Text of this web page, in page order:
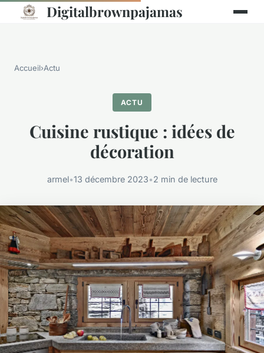
Digitalbrownpajamas
Accueil›Actu
ACTU
Cuisine rustique : idées de
décoration
armel•13 décembre 2023•2 min de lecture